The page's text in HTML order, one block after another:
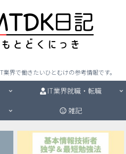
界で働きたいひとむけの参考情報です。
IT業界就職・転職
雑記